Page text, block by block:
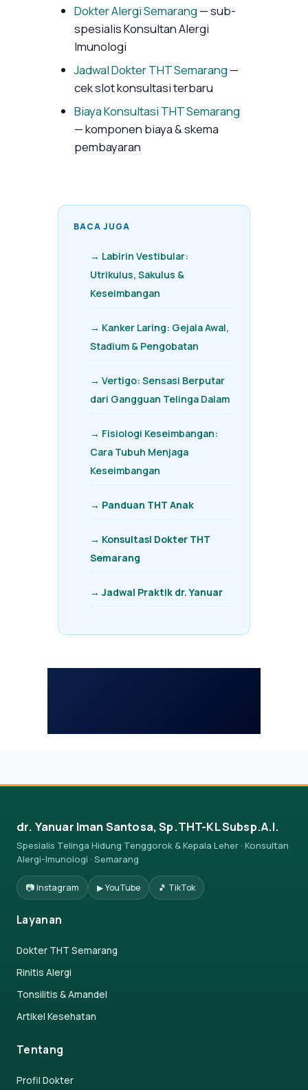
Dokter Alergi Semarang— sub-
spesialis Konsultan Alergi
Imunologi
Jadwal Dokter THT Semarang—
cek slot konsultasi terbaru
Biaya Konsultasi THT Semarang
— komponen biaya & skema
pembayaran
BACA JUGA
→ Labirin Vestibular:
Utrikulus, Sakulus &
Keseimbangan
→ Kanker Laring: Gejala Awal,
Stadium & Pengobatan
→ Vertigo: Sensasi Berputar
dari Gangguan Telinga Dalam
→ Fisiologi Keseimbangan:
Cara Tubuh Menjaga
Keseimbangan
→ Panduan THT Anak
→ Konsultasi Dokter THT
Semarang
→ Jadwal Praktik dr. Yanuar
dr. Yanuar Iman Santosa, Sp.THT-KL Subsp.A.I.
Spesialis Telinga Hidung Tenggorok & Kepala Leher · Konsultan
Alergi-Imunologi · Semarang
📷 Instagram ▶ YouTube 🎵 TikTok
Layanan
Dokter THT Semarang
Rinitis Alergi
Tonsilitis & Amandel
Artikel Kesehatan
Tentang
Profil Dokter